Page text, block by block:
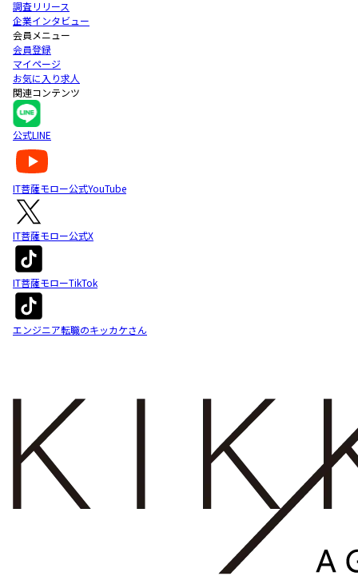
調査リリース
企業インタビュー
会員メニュー
会員登録
マイページ
お気に入り求人
関連コンテンツ
公式LINE
IT菩薩モロー公式YouTube
IT菩薩モロー公式X
IT菩薩モローTikTok
エンジニア転職のキッカケさん